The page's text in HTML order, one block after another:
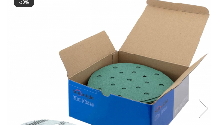
Protectie piele
Sisteme si pahare PPS
Pahare de amestec
-30%